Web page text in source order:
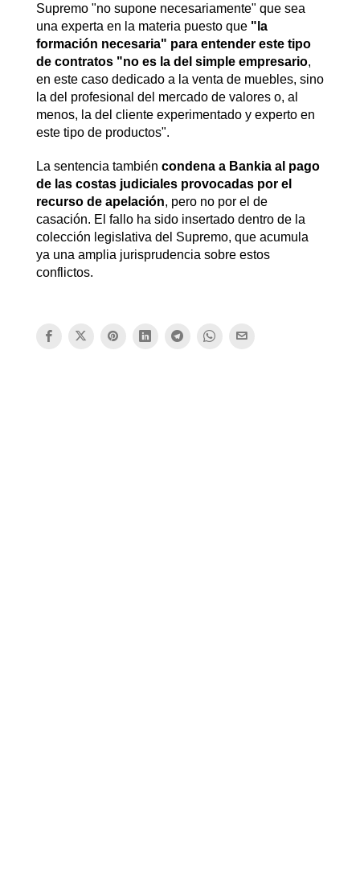
Supremo "no supone necesariamente" que sea
una experta en la materia puesto que"la
formación necesaria" para entender este tipo
de contratos "no es la del simple empresario,
en este caso dedicado a la venta de muebles, sino
la del profesional del mercado de valores o, al
menos, la del cliente experimentado y experto en
este tipo de productos".
La sentencia también condena a Bankia al pago
de las costas judiciales provocadas por el
recurso de apelación, pero no por el de
casación. El fallo ha sido insertado dentro de la
colección legislativa del Supremo, que acumula
ya una amplia jurisprudencia sobre estos
conflictos.